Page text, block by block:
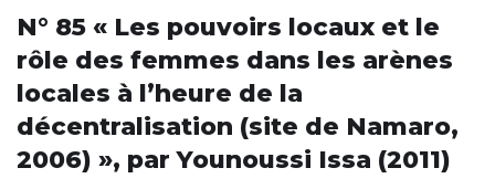
N° 85 « Les pouvoirs locaux et le
rôle des femmes dans les arènes
locales à l’heure de la
décentralisation (site de Namaro,
2006) », par Younoussi Issa (2011)